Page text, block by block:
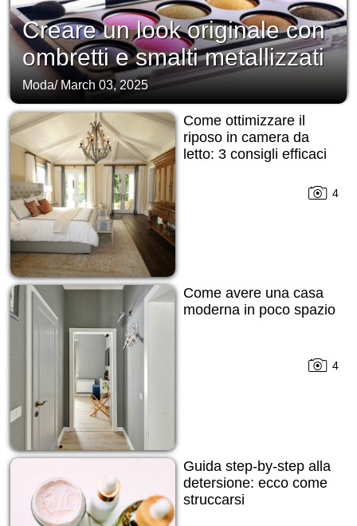
Creare un look originale con
ombretti e smalti metallizzati
Moda/ March 03, 2025
Come ottimizzare il
riposo in camera da
letto: 3 consigli efficaci
4
Come avere una casa
moderna in poco spazio
4
Guida step-by-step alla
detersione: ecco come
struccarsi